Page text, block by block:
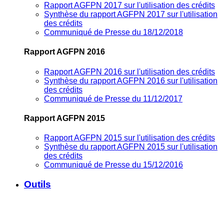
Rapport AGFPN 2017 sur l'utilisation des crédits
Synthèse du rapport AGFPN 2017 sur l'utilisation
des crédits
Communiqué de Presse du 18/12/2018
Rapport AGFPN 2016
Rapport AGFPN 2016 sur l'utilisation des crédits
Synthèse du rapport AGFPN 2016 sur l'utilisation
des crédits
Communiqué de Presse du 11/12/2017
Rapport AGFPN 2015
Rapport AGFPN 2015 sur l'utilisation des crédits
Synthèse du rapport AGFPN 2015 sur l'utilisation
des crédits
Communiqué de Presse du 15/12/2016
Outils